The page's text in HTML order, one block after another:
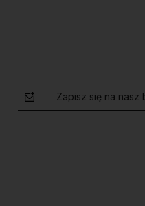
Zapisz się na nasz